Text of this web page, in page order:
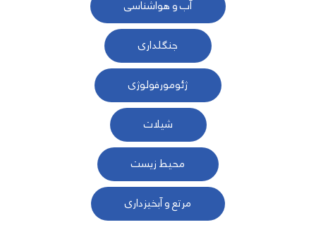
آب و هواشناسی
جنگلداری
ژئومورفولوژی
شیلات
محیط زیست
مرتع و آبخیزداری